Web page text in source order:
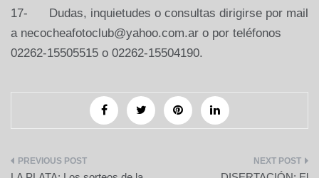
17- Dudas, inquietudes o consultas dirigirse por mail
a necocheafotoclub@yahoo.com.ar o por teléfonos
02262-15505515 o 02262-15504190.
Navegación